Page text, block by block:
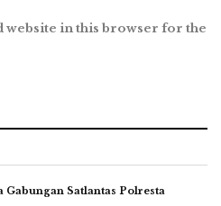
website in this browser for the
Satlantas Polresta